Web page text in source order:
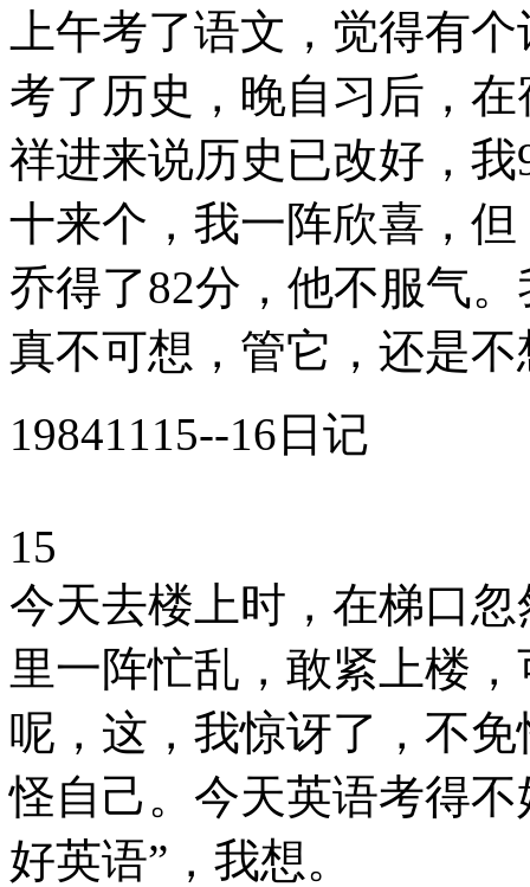
上午考了语文，觉得有
考了历史，晚自习后，
祥进来说历史已改好，
十来个，我一阵欣喜，
乔得了82分，他不服气
真不可想，管它，还是
19841115--16日记
15
今天去楼上时，在梯口
里一阵忙乱，敢紧上楼
呢，这，我惊讶了，不
怪自己。今天英语考得
好英语”，我想。